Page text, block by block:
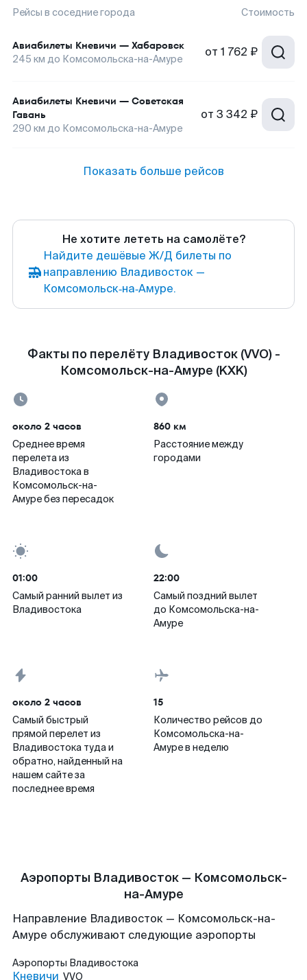
Рейсы в соседние города Стоимость
Авиабилеты Кневичи — Хабаровск
245 км до Комсомольска-на-Амуре от 1 762 ₽
Авиабилеты Кневичи — Советская
Гавань
290 км до Комсомольска-на-Амуре
от 3 342 ₽
Показать больше рейсов
Не хотите лететь на самолёте?
Найдите дешёвые Ж/Д билеты по
направлению Владивосток —
Комсомольск‑на‑Амуре.
Факты по перелёту Владивосток (VVO) -
Комсомольск-на-Амуре (KXK)
около 2 часов
Среднее время
перелета из
Владивостока в
Комсомольск-на-
Амуре без пересадок
860 км
Расстояние между
городами
01:00
Самый ранний вылет из
Владивостока
22:00
Самый поздний вылет
до Комсомольска-на-
Амуре
около 2 часов
Самый быстрый
прямой перелет из
Владивостока туда и
обратно, найденный на
нашем сайте за
последнее время
15
Количество рейсов до
Комсомольска-на-
Амуре в неделю
Аэропорты Владивосток — Комсомольск-
на-Амуре
Направление Владивосток — Комсомольск-на-
Амуре обслуживают следующие аэропорты
Аэропорты Владивостока
Кневичи VVO